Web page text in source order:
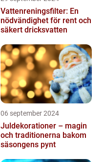
Vattenreningsfilter: En
nödvändighet för rent och
säkert dricksvatten
06 september 2024
Juldekorationer – magin
och traditionerna bakom
säsongens pynt